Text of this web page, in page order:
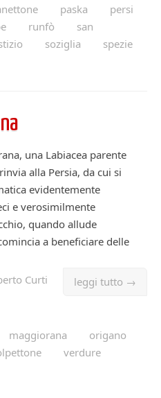
paska
persi
runfò
san
soziglia
spezie
una Labiacea parente
alla Persia, da cui si
evidentemente
e verosimilmente
quando allude
a beneficiare delle
leggi tutto →
Curti
maggiorana
origano
verdure